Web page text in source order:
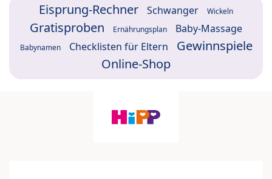
Eisprung-Rechner Schwanger Wickeln
Gratisproben Ernährungsplan Baby-Massage
Babynamen Checklisten für Eltern
Gewinnspiele
Online-Shop